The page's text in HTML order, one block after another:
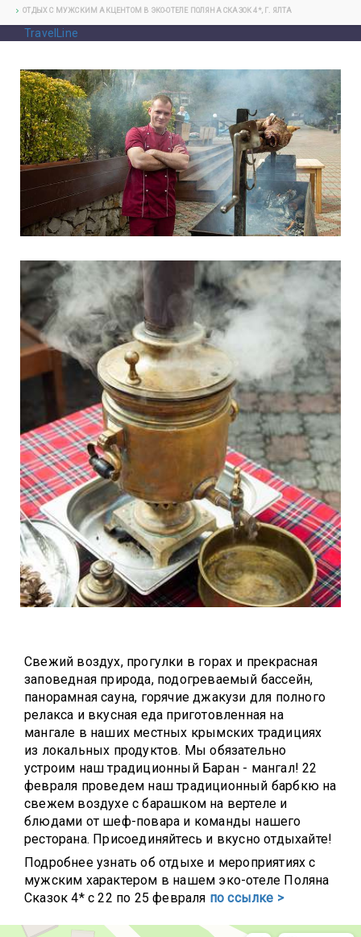
ОТДЫХ С МУЖСКИМ АКЦЕНТОМ В ЭКО-ОТЕЛЕ ПОЛЯНА СКАЗОК 4*, Г. ЯЛТА
TravelLine
Свежий воздух, прогулки в горах и прекрасная
заповедная природа, подогреваемый бассейн,
панорамная сауна, горячие джакузи для полного
релакса и вкусная еда приготовленная на
мангале в наших местных крымских традициях
из локальных продуктов. Мы обязательно
устроим наш традиционный Баран - мангал!22
февраля проведем наш традиционный барбкю на
свежем воздухе с барашком на вертеле и
блюдами от шеф-повара и команды нашего
ресторана. Присоединяйтесь и вкусно отдыхайте!
Подробнее узнать об отдыхе и мероприятиях с
мужским характером в нашем эко-отеле Поляна
Сказок 4* с 22 по 25 февраля по ссылке >